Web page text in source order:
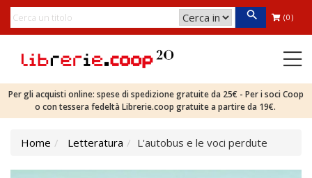
(0)
Per gli acquisti online: spese di spedizione gratuite da 25€ - Per i soci Coop
o con tessera fedeltà Librerie.coop gratuite a partire da 19€.
Home Letteratura L'autobus e le voci perdute